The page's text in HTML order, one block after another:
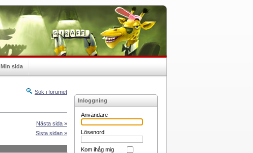
Min sida
Sök i forumet
Nästa sida »
Sista sidan »
Inloggning
Användare
Lösenord
Kom ihåg mig